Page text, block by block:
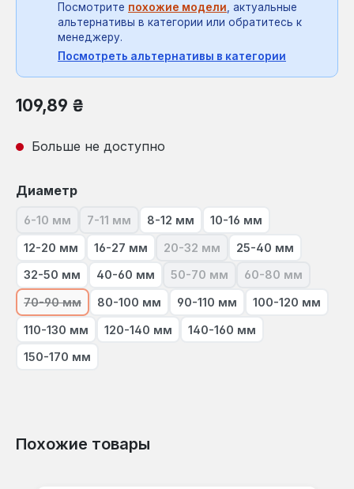
Посмотрите похожие модели, актуальные
альтернативы в категории или обратитесь к
менеджеру.
Посмотреть альтернативы в категории
Обычная цена:
109,89 ₴
Больше не доступно
Выберите
Диаметр
6-10 мм(В настоящее время эта опция недоступна.)
7-11 мм(В настоящее время эта опция недоступна.)
8-12 мм 10-16 мм
12-20 мм 16-27 мм 20-32 мм(В настоящее время эта
25-40 мм
32-50 мм 40-60 мм 50-70 мм(В настоящее время эта
60-80 мм(В настоящее
70-90 мм(В настоящее время эта опция недоступна.)
80-100 мм 90-110 мм 100-120 мм
110-130 мм 120-140 мм 140-160 мм
150-170 мм
Похожие товары